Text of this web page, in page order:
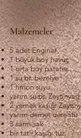
Malzemeler
5 adet Enginar
1 büyük boy havuç
1 orta boy patates
1 su br. bezelye
1 limon suyu
yarım su br. Zeytinyağ
2 yemek kaşığı
yarım demet dereotu
3 sarmısak
bir tatlı kaşığı tuz